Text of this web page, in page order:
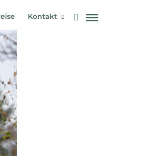
Kontakt